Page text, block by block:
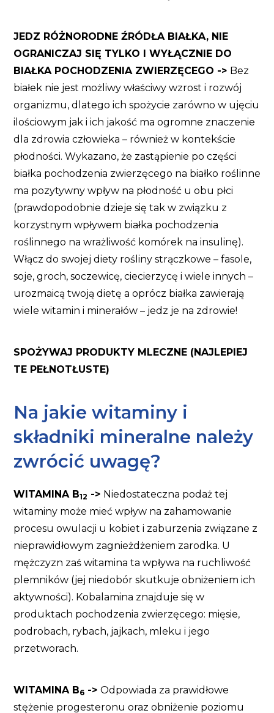
JEDZ RÓŻNORODNE ŹRÓDŁA BIAŁKA, NIE
OGRANICZAJ SIĘ TYLKO I WYŁĄCZNIE DO
BIAŁKA POCHODZENIA ZWIERZĘCEGO -> Bez
białek nie jest możliwy właściwy wzrost i rozwój
organizmu, dlatego ich spożycie zarówno w ujęciu
ilościowym jak i ich jakość ma ogromne znaczenie
dla zdrowia człowieka – również w kontekście
płodności. Wykazano, że zastąpienie po części
białka pochodzenia zwierzęcego na białko roślinne
ma pozytywny wpływ na płodność u obu płci
(prawdopodobnie dzieje się tak w związku z
korzystnym wpływem białka pochodzenia
roślinnego na wrażliwość komórek na insulinę).
Włącz do swojej diety rośliny strączkowe – fasole,
soje, groch, soczewicę, ciecierzycę i wiele innych –
urozmaicą twoją dietę a oprócz białka zawierają
wiele witamin i minerałów – jedz je na zdrowie!
SPOŻYWAJ PRODUKTY MLECZNE (NAJLEPIEJ
TE PEŁNOTŁUSTE)
Na jakie witaminy i
składniki mineralne należy
zwrócić uwagę?
WITAMINA B12 -> Niedostateczna podaż tej
witaminy może mieć wpływ na zahamowanie
procesu owulacji u kobiet i zaburzenia związane z
nieprawidłowym zagnieżdżeniem zarodka. U
mężczyzn zaś witamina ta wpływa na ruchliwość
plemników (jej niedobór skutkuje obniżeniem ich
aktywności). Kobalamina znajduje się w
produktach pochodzenia zwierzęcego: mięsie,
podrobach, rybach, jajkach, mleku i jego
przetworach.
WITAMINA B6 -> Odpowiada za prawidłowe
stężenie progesteronu oraz obniżenie poziomu